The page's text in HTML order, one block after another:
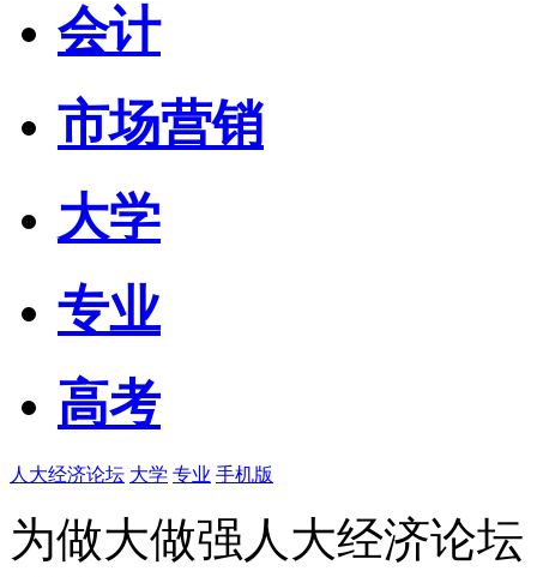
会计
市场营销
大学
专业
高考
人大经济论坛 大学 专业 手机版
为做大做强人大经济论